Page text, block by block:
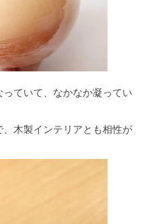
ていて、なかなか凝ってい
木製インテリアとも相性が